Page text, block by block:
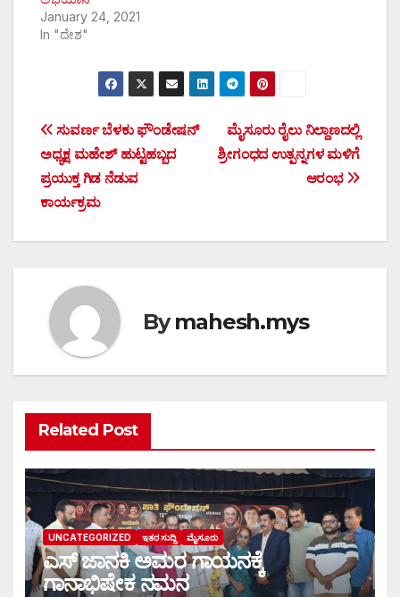
January 24, 2021
In "ದೇಶ"
Post
navigation
ಮೈಸೂರು ರೈಲು ನಿಲ್ದಾಣದಲ್ಲಿ
ಶ್ರೀಗಂಧದ ಉತ್ಪನ್ನಗಳ ಮಳಿಗೆ
ಆರಂಭ
ಸುವರ್ಣ ಬೆಳಕು ಫೌಂಡೇಷನ್
ಅಧ್ಯಕ್ಷ ಮಹೇಶ್ ಹುಟ್ಟಹಬ್ಬದ
ಪ್ರಯುಕ್ತ ಗಿಡ ನೆಡುವ
ಕಾರ್ಯಕ್ರಮ
Bymahesh.mys
Related Post
UNCATEGORIZED ಇತರ ಸುದ್ದಿ ಮೈಸೂರು
ಎಸ್ ಜಾನಕಿ ಅಮರ ಗಾಯನಕ್ಕೆ
ಗಾನಾಭಿಷೇಕ ನಮನ